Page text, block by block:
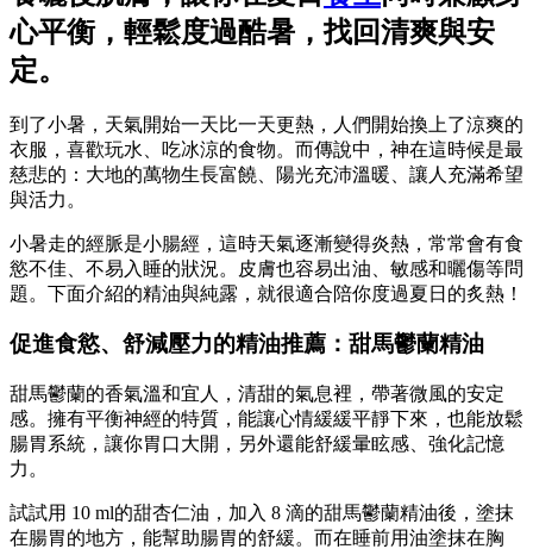
心平衡，輕鬆度過酷暑，找回清爽與安
定。
到了小暑，天氣開始一天比一天更熱，人們開始換上了涼爽的
衣服，喜歡玩水、吃冰涼的食物。而傳說中，神在這時候是最
慈悲的：大地的萬物生長富饒、陽光充沛溫暖、讓人充滿希望
與活力。
小暑走的經脈是小腸經，這時天氣逐漸變得炎熱，常常會有食
慾不佳、不易入睡的狀況。皮膚也容易出油、敏感和曬傷等問
題。下面介紹的精油與純露，就很適合陪你度過夏日的炙熱！
促進食慾、舒減壓力的精油推薦：甜馬鬱蘭精油
甜馬鬱蘭的香氣溫和宜人，清甜的氣息裡，帶著微風的安定
感。擁有平衡神經的特質，能讓心情緩緩平靜下來，也能放鬆
腸胃系統，讓你胃口大開，另外還能舒緩暈眩感、強化記憶
力。
試試用 10 ml的甜杏仁油，加入 8 滴的甜馬鬱蘭精油後，塗抹
在腸胃的地方，能幫助腸胃的舒緩。而在睡前用油塗抹在胸